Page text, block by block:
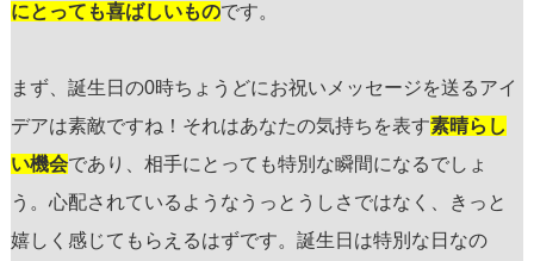
にとっても喜ばしいものです。
まず、誕生日の0時ちょうどにお祝いメッセージを送るアイ
デアは素敵ですね！それはあなたの気持ちを表す素晴らし
い機会であり、相手にとっても特別な瞬間になるでしょ
う。心配されているようなうっとうしさではなく、きっと
嬉しく感じてもらえるはずです。誕生日は特別な日なの